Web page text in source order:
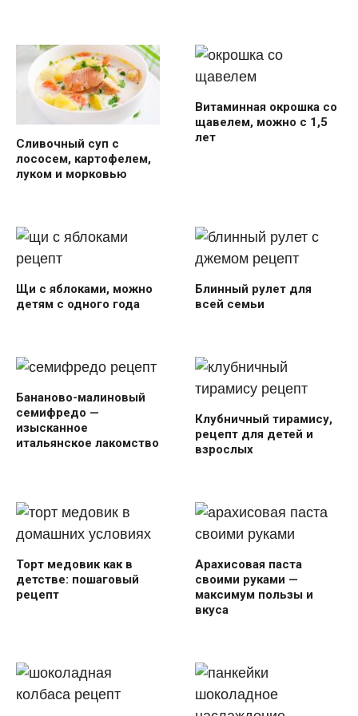
Сливочный суп с
лососем, картофелем,
луком и морковью
Витаминная окрошка со
щавелем, можно с 1,5
лет
Щи с яблоками, можно
детям с одного года
Блинный рулет для
всей семьи
Бананово-малиновый
семифредо —
изысканное
итальянское лакомство
Клубничный тирамису,
рецепт для детей и
взрослых
Торт медовик как в
детстве: пошаговый
рецепт
Арахисовая паста
своими руками —
максимум пользы и
вкуса